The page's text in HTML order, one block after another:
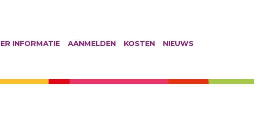
INFORMATIE AANMELDEN KOSTEN NIEUWS